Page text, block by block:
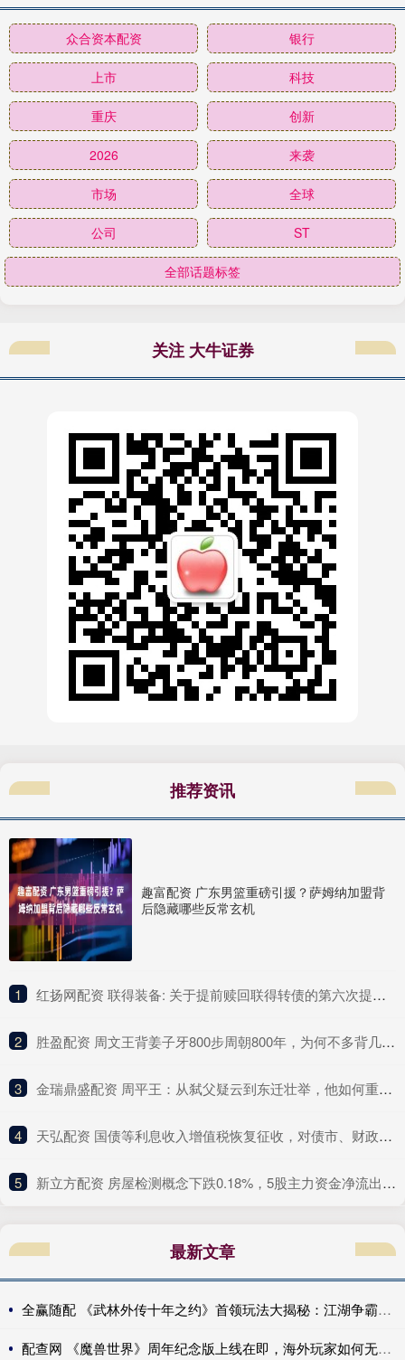
众合资本配资 银行
上市 科技
重庆 创新
2026 来袭
市场 全球
公司 ST
全部话题标签
关注 大牛证券
推荐资讯
趣富配资 广东男篮重磅引援？萨姆纳加盟背
后隐藏哪些反常玄机
1 ​红扬网配资 联得装备: 关于提前赎回联得转债的第六次提示性公告
2 ​胜盈配资 周文王背姜子牙800步周朝800年，为何不多背几步？因为他犯了个错_姬昌_智慧_命运
3 ​金瑞鼎盛配资 周平王：从弑父疑云到东迁壮举，他如何重塑历史？_诸侯_周幽王_西周
4 ​天弘配资 国债等利息收入增值税恢复征收，对债市、财政、银行、个人影响几何？
5 ​新立方配资 房屋检测概念下跌0.18%，5股主力资金净流出超千万元
最新文章
全赢随配 《武林外传十年之约》首领玩法大揭秘：江湖争霸，谁与争锋！
配查网 《魔兽世界》周年纪念版上线在即，海外玩家如何无卡顿低延迟畅玩？